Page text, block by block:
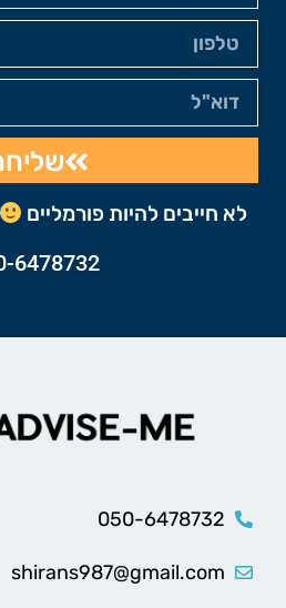
לא חייבים להיות פורמליים
6478732
050-6478732
shirans987@gmail.com